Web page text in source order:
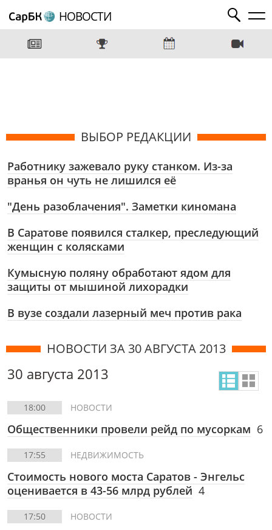
НОВОСТИ
ВЫБОР РЕДАКЦИИ
Работнику зажевало руку станком. Из-за
вранья он чуть не лишился её
"День разоблачения". Заметки киномана
В Саратове появился сталкер, преследующий
женщин с колясками
Кумысную поляну обработают ядом для
защиты от мышиной лихорадки
В вузе создали лазерный меч против рака
НОВОСТИ ЗА 30 АВГУСТА 2013
30 августа 2013
18:00 НОВОСТИ
Общественники провели рейд по мусоркам 6
17:55 НЕДВИЖИМОСТЬ
Стоимость нового моста Саратов - Энгельс
оценивается в 43-56 млрд рублей 4
17:50 НОВОСТИ